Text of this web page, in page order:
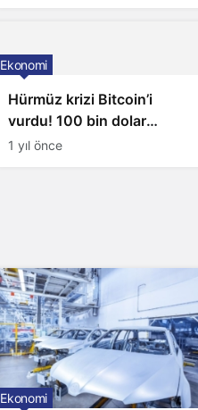
Hürmüz krizi Bitcoin’i
vurdu! 100 bin dolar
seviyesi kırıldı
Ekonomi
1 yıl önce
Ekonomi